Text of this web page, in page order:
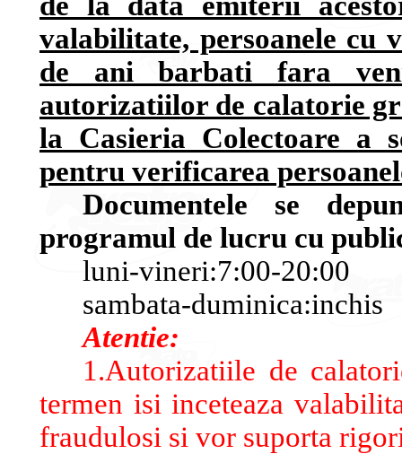
valabilitate, persoanele cu
de ani barbati fara
autorizatiilor de calatorie
la Casieria Colectoare a
pentru verificarea
Documentele se
programul de lucru cu
luni-vineri:7:00-20:00
sambata-duminica:inchis
Atentie:
1.Autorizatiile de
termen isi inceteaza
fraudulosi si vor suporta